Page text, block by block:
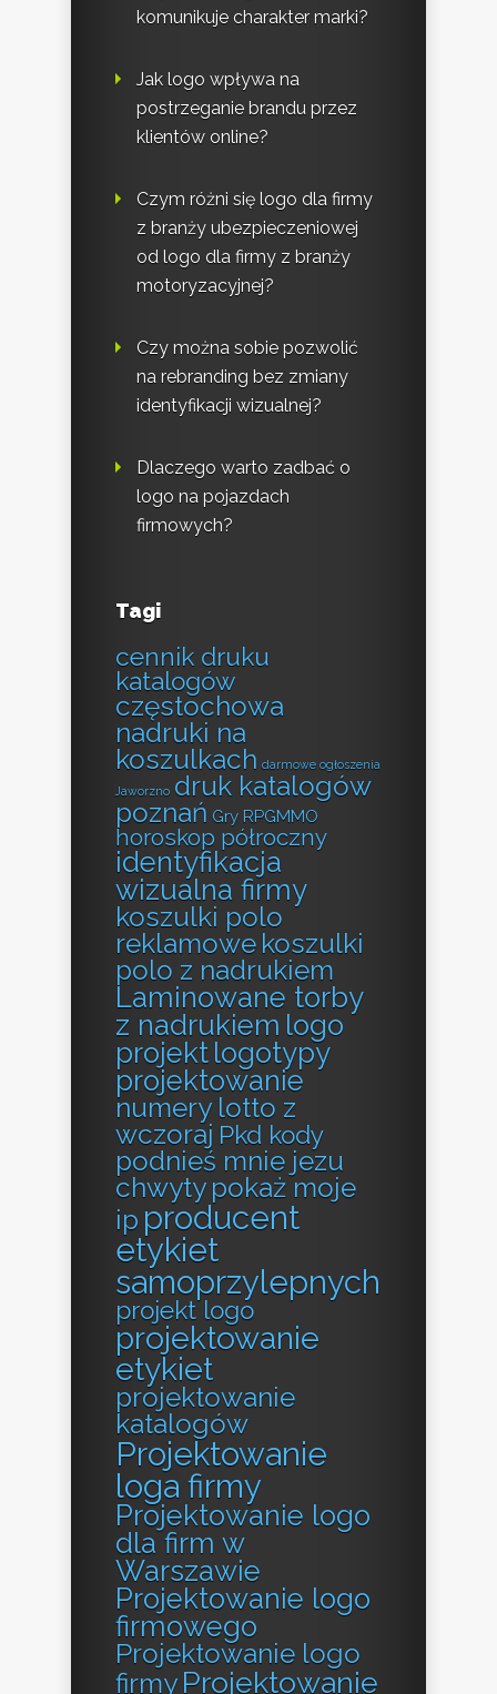
komunikuje charakter marki?
Jak logo wpływa na
postrzeganie brandu przez
klientów online?
Czym różni się logo dla firmy
z branży ubezpieczeniowej
od logo dla firmy z branży
motoryzacyjnej?
Czy można sobie pozwolić
na rebranding bez zmiany
identyfikacji wizualnej?
Dlaczego warto zadbać o
logo na pojazdach
firmowych?
Tagi
cennik druku
katalogów
częstochowa
nadruki na
koszulkach darmowe ogłoszenia
Jaworzno druk katalogów
poznań Gry RPGMMO
horoskop półroczny
identyfikacja
wizualna firmy
koszulki polo
reklamowe koszulki
polo z nadrukiem
Laminowane torby
z nadrukiem logo
projekt logotypy
projektowanie
numery lotto z
wczoraj Pkd kody
podnieś mnie jezu
chwyty pokaż moje
ip producent
etykiet
samoprzylepnych
projekt logo
projektowanie
etykiet
projektowanie
katalogów
Projektowanie
loga firmy
Projektowanie logo
dla firm w
Warszawie
Projektowanie logo
firmowego
Projektowanie logo
firmy Projektowanie